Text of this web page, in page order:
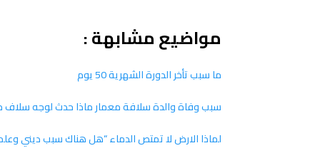
مواضيع مشابهة :
ما سبب تأخر الدورة الشهرية 50 يوم
سبب وفاة والدة سلافة معمار ماذا حدث لوجه سلاف
لماذا الارض لا تمتص الدماء “هل هناك سبب ديني